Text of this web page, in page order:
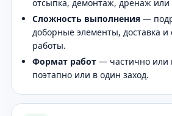
отсыпка, демонтаж, дренаж или
Сложность выполнения —
доборные элементы, доставка
работы.
Формат работ — частично или
поэтапно или в один заход.